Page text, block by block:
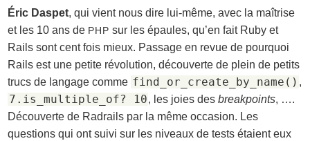
Éric Daspet, qui vient nous dire lui-même, avec la maîtrise
et les 10 ans de PHP sur les épaules, qu’en fait Ruby et
Rails sont cent fois mieux. Passage en revue de pourquoi
Rails est une petite révolution, découverte de plein de petits
trucs de langage comme find_or_create_by_name() ,
7.is_multiple_of? 10, les joies desbreakpoints, ….
Découverte de Radrails par la même occasion. Les
questions qui ont suivi sur les niveaux de tests étaient eux